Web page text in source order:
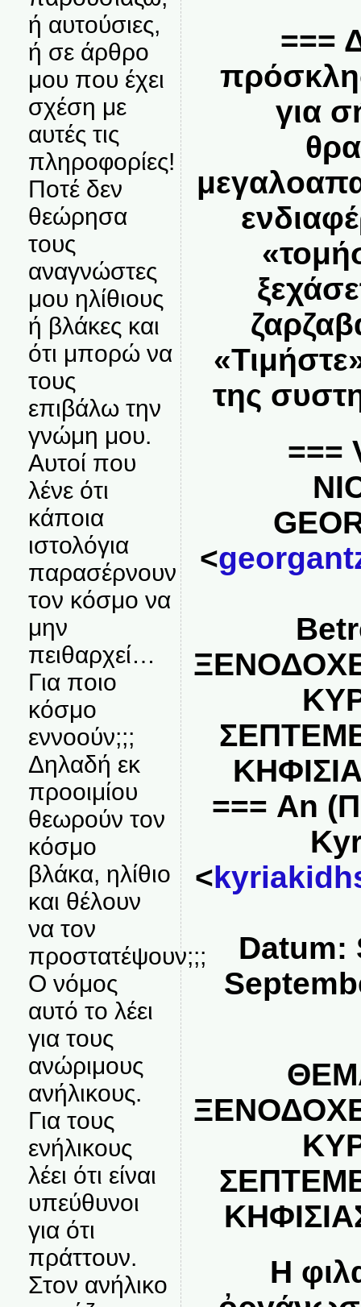
ή αυτούσιες,
ή σε άρθρο
μου που έχει
σχέση με
αυτές τις
πληροφορίες!
Ποτέ δεν
θεώρησα
τους
αναγνώστες
μου ηλίθιους
ή βλάκες και
ότι μπορώ να
τους
επιβάλω την
γνώμη μου.
Αυτοί που
λένε ότι
κάποια
ιστολόγια
παρασέρνουν
τον κόσμο να
μην
πειθαρχεί…
Για ποιο
κόσμο
εννοούν;;;
Δηλαδή εκ
προοιμίου
θεωρούν τον
κόσμο
βλάκα, ηλίθιο
και θέλουν
να τον
προστατέψουν;;;
Ο νόμος
αυτό το λέει
για τους
ανώριμους
ανήλικους.
Για τους
ενήλικους
λέει ότι είναι
υπεύθυνοι
για ότι
πράττουν.
Στον ανήλικο
===
για
της
===
<
=== An
<
Datum:
Η